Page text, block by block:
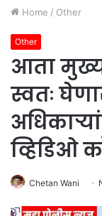
Home / Other
Other
आता मुख्य
स्वतः
व्हिडिओ
Chetan Wani